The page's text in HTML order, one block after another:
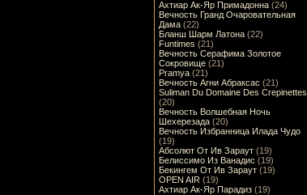
Ахтиар Ак-Яр Примадонна(24)
Вечность Гранд Очаровательная
Дама(22)
Бланш Шарм Латона(22)
Funtimes (21)
Вечность Серафима Золотое
Сокровище(21)
Pramya(21)
Вечность Агни Абраксас (21)
Suliman Du Domaine Des Crepinettes
(20)
Вечность Волшебная Ночь
Шехерезада(20)
Вечность Избранница Илада Чудо
(19)
Абсолют От Ив Зараут(19)
Белиссимо Из Ванадис (19)
Бекингем От Ив Зараут(19)
OPEN AIR (19)
Ахтиар Ак-Яр Парадиз(19)